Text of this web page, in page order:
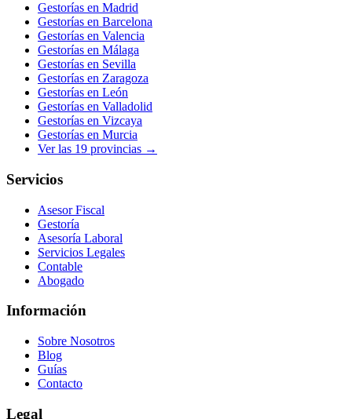
Gestorías en Madrid
Gestorías en Barcelona
Gestorías en Valencia
Gestorías en Málaga
Gestorías en Sevilla
Gestorías en Zaragoza
Gestorías en León
Gestorías en Valladolid
Gestorías en Vizcaya
Gestorías en Murcia
Ver las 19 provincias →
Servicios
Asesor Fiscal
Gestoría
Asesoría Laboral
Servicios Legales
Contable
Abogado
Información
Sobre Nosotros
Blog
Guías
Contacto
Legal